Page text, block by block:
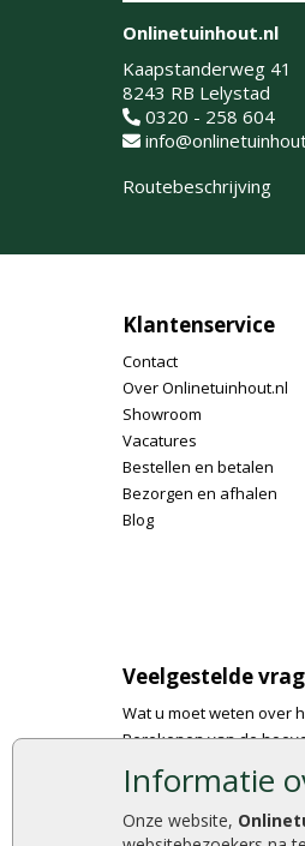
Informatie
Onze website,
Onlinetuinhout.nl
Kaapstanderweg 41
8243 RB Lelystad
0320 - 258 604
Routebeschrijving
Klantenservice
Contact
Over Onlinetuinhout.nl
Showroom
Vacatures
Bestellen en betalen
Bezorgen en afhalen
Blog
Veelgestelde
Wat u moet weten over
Berekenen van de
Foto's en voorbeelden
Montage
Gekeurd hout